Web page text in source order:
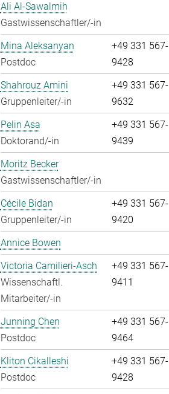
Ali Al-Sawalmih
Gastwissenschaftler/-in
Mina Aleksanyan
Postdoc
+49 331 567-
9428
Shahrouz Amini
Gruppenleiter/-in
+49 331 567-
9632
Pelin Asa
Doktorand/-in
+49 331 567-
9439
Moritz Becker
Gastwissenschaftler/-in
Cécile Bidan
Gruppenleiter/-in
+49 331 567-
9420
Annice Bowen
Victoria Camilieri-Asch
Wissenschaftl.
Mitarbeiter/-in
+49 331 567-
9411
Junning Chen
Postdoc
+49 331 567-
9464
Kliton Cikalleshi
Postdoc
+49 331 567-
9428